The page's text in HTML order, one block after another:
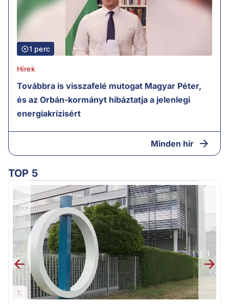
1 perc
Hírek
Továbbra is visszafelé mutogat Magyar Péter,
és az Orbán-kormányt hibáztatja a jelenlegi
energiakrízisért
Minden hír
TOP 5
1.